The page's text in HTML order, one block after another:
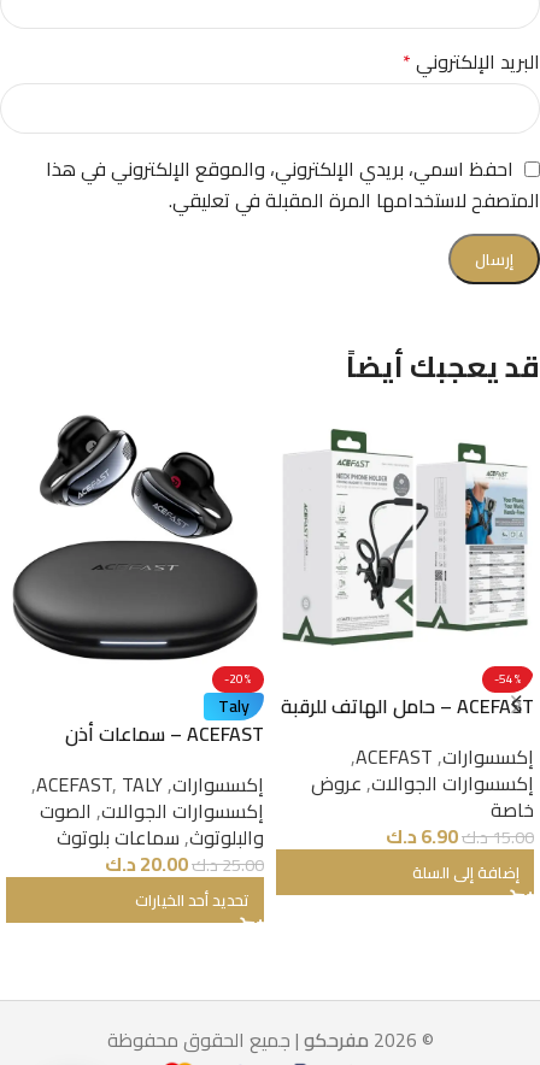
البريد الإلكتروني*
احفظ اسمي، بريدي الإلكتروني، والموقع الإلكتروني في هذا
المتصفح لاستخدامها المرة المقبلة في تعليقي.
قد يعجبك أيضاً
-54%
ACEFAST – حامل الهاتف للرقبة
إكسسوارات,
ACEFAST
,
إكسسوارات الجوالات,عروض
خاصة
15.00د.ك6.90د.ك
إضافة إلى السلة
-20%
Taly
ACEFAST – سماعات أذن
إكسسوارات,
ACEFAST, TALY
,
إكسسوارات الجوالات, الصوت
والبلوتوث,سماعات بلوتوث
25.00د.ك20.00د.ك
تحديد أحد الخيارات
© 2026 مفرحكو| جميع الحقوق محفوظة